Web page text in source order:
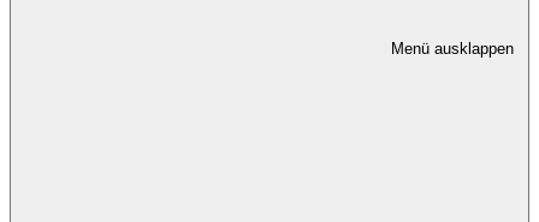
Menü ausklappen